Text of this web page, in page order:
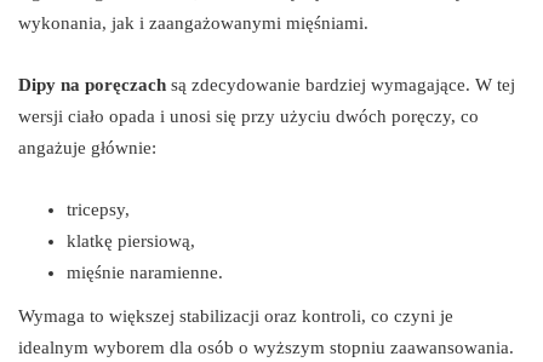
wykonania, jak i zaangażowanymi mięśniami.
Dipy na poręczach są zdecydowanie bardziej wymagające. W tej
wersji ciało opada i unosi się przy użyciu dwóch poręczy, co
angażuje głównie:
tricepsy,
klatkę piersiową,
mięśnie naramienne.
Wymaga to większej stabilizacji oraz kontroli, co czyni je
idealnym wyborem dla osób o wyższym stopniu zaawansowania.